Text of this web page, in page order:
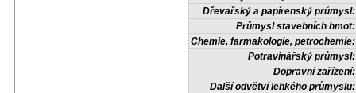
Dřevařský a papírenský průmysl:
Průmysl stavebních hmot:
Chemie, farmakologie, petrochemie:
Potravinářský průmysl:
Dopravní zařízení:
Další odvětví lehkého průmyslu: